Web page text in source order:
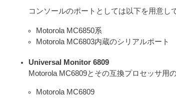
コンソールのポートとしては以下を用意し
Motorola MC6850系
Motorola MC6803内蔵のシリアルポート
Universal Monitor 6809
Motorola MC6809とその互換プロセッサ用
Motorola MC6809